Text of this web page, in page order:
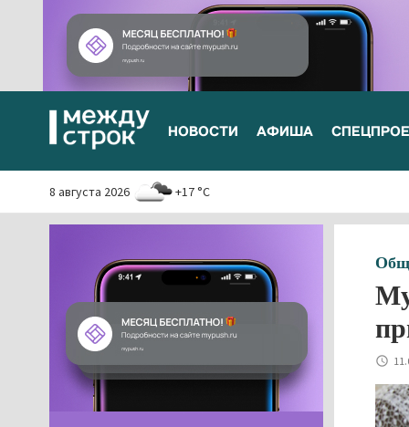
НОВОСТИ АФИША
8 августа 2026 +17 °C